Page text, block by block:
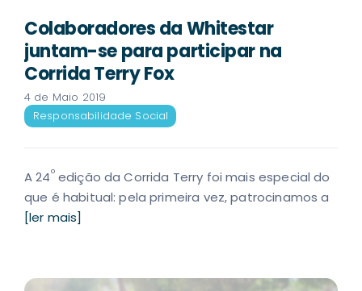
Colaboradores da Whitestar
juntam-se para participar na
Corrida Terry Fox
4 de Maio 2019
Responsabilidade Social
A 24ºedição da Corrida Terry foi mais especial do
que é habitual: pela primeira vez, patrocinamos a
[ler mais]